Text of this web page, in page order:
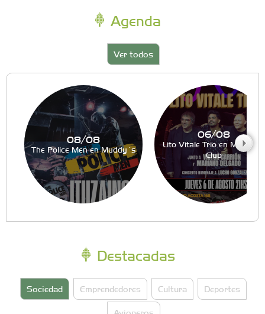
Agenda
Ver todos
08/08
The Police Men en Muddy´s
06/08
Lito Vitale Trio en Muddy´s
Club
Destacadas
Sociedad Emprendedores Cultura Deportes